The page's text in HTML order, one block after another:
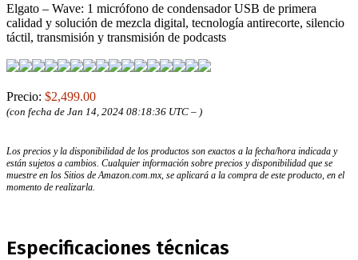
Elgato – Wave: 1 micrófono de condensador USB de primera
calidad y solución de mezcla digital, tecnología antirecorte, silencio
táctil, transmisión y transmisión de podcasts
Precio: $2,499.00
(con fecha de Jan 14, 2024 08:18:36 UTC – )
Los precios y la disponibilidad de los productos son exactos a la fecha/hora indicada y
están sujetos a cambios. Cualquier información sobre precios y disponibilidad que se
muestre en los Sitios de Amazon.com.mx, se aplicará a la compra de este producto, en el
momento de realizarla.
Especificaciones técnicas